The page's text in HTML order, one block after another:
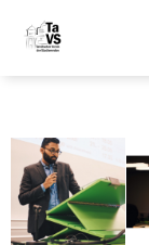
Gale­rie